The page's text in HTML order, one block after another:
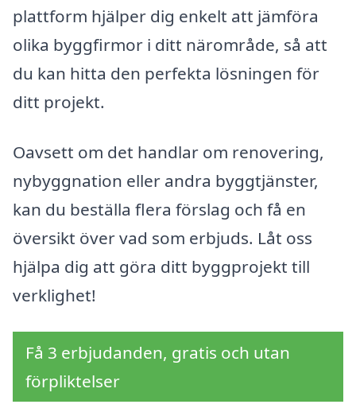
plattform hjälper dig enkelt att jämföra
olika byggfirmor i ditt närområde, så att
du kan hitta den perfekta lösningen för
ditt projekt.
Oavsett om det handlar om renovering,
nybyggnation eller andra byggtjänster,
kan du beställa flera förslag och få en
översikt över vad som erbjuds. Låt oss
hjälpa dig att göra ditt byggprojekt till
verklighet!
Få 3 erbjudanden, gratis och utan
förpliktelser